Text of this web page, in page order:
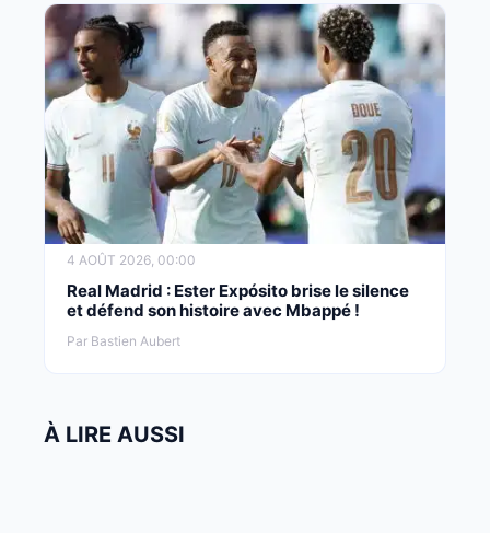
4 AOÛT 2026, 00:00
Real Madrid : Ester Expósito brise le silence
et défend son histoire avec Mbappé !
Par Bastien Aubert
À LIRE AUSSI